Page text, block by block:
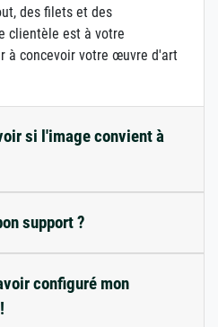
des filets et des
clientèle est à votre
à concevoir votre œuvre d'art
si l'image convient à
support ?
configuré mon